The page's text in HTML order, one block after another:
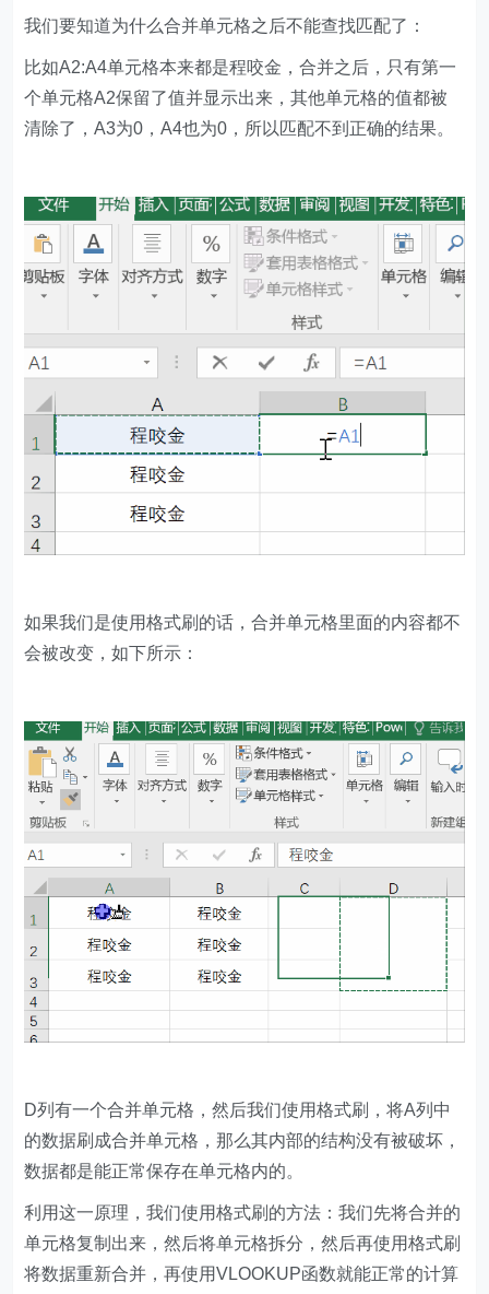
我们要知道为什么合并单元格之后不能查找匹配了：
比如A2:A4单元格本来都是程咬金，合并之后，只有第一
个单元格A2保留了值并显示出来，其他单元格的值都被
清除了，A3为0，A4也为0，所以匹配不到正确的结果。
如果我们是使用格式刷的话，合并单元格里面的内容都不
会被改变，如下所示：
D列有一个合并单元格，然后我们使用格式刷，将A列中
的数据刷成合并单元格，那么其内部的结构没有被破坏，
数据都是能正常保存在单元格内的。
利用这一原理，我们使用格式刷的方法：我们先将合并的
单元格复制出来，然后将单元格拆分，然后再使用格式刷
将数据重新合并，再使用VLOOKUP函数就能正常的计算